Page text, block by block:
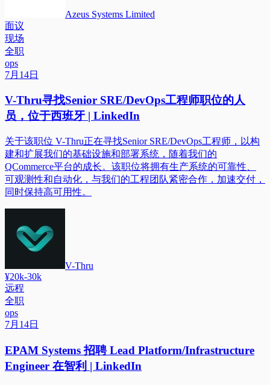
Azeus Systems Limited
面议
现场
全职
ops
7月14日
V-Thru寻找Senior SRE/DevOps工程师职位的人
员，位于西班牙 | LinkedIn
关于该职位 V-Thru正在寻找Senior SRE/DevOps工程师，以构
建和扩展我们的基础设施和部署系统，随着我们的
QCommerce平台的成长。该职位将拥有生产系统的可靠性、
可观测性和自动化，与我们的工程团队紧密合作，加速交付，
同时保持高可用性。
V-Thru
¥20k-30k
远程
全职
ops
7月14日
EPAM Systems 招聘 Lead Platform/Infrastructure
Engineer 在智利 | LinkedIn